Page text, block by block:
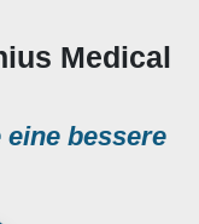
Medical
bessere